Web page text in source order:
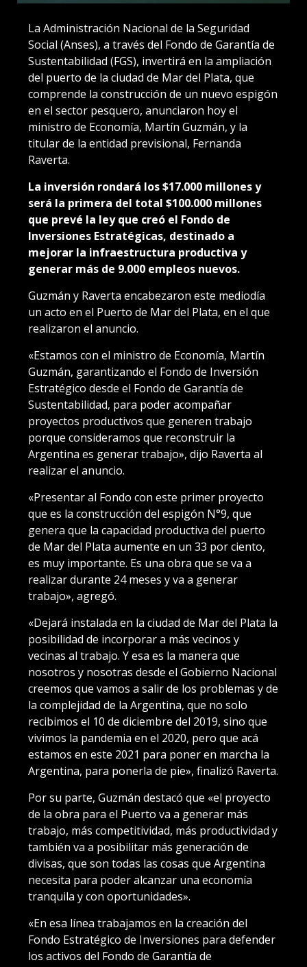
La Administración Nacional de la Seguridad
Social (Anses), a través del Fondo de Garantía de
Sustentabilidad (FGS), invertirá en la ampliación
del puerto de la ciudad de Mar del Plata, que
comprende la construcción de un nuevo espigón
en el sector pesquero, anunciaron hoy el
ministro de Economía, Martín Guzmán, y la
titular de la entidad previsional, Fernanda
Raverta.
La inversión rondará los $17.000 millones y
será la primera del total $100.000 millones
que prevé la ley que creó el Fondo de
Inversiones Estratégicas, destinado a
mejorar la infraestructura productiva y
generar más de 9.000 empleos nuevos.
Guzmán y Raverta encabezaron este mediodía
un acto en el Puerto de Mar del Plata, en el que
realizaron el anuncio.
«Estamos con el ministro de Economía, Martín
Guzmán, garantizando el Fondo de Inversión
Estratégico desde el Fondo de Garantía de
Sustentabilidad, para poder acompañar
proyectos productivos que generen trabajo
porque consideramos que reconstruir la
Argentina es generar trabajo», dijo Raverta al
realizar el anuncio.
«Presentar al Fondo con este primer proyecto
que es la construcción del espigón N°9, que
genera que la capacidad productiva del puerto
de Mar del Plata aumente en un 33 por ciento,
es muy importante. Es una obra que se va a
realizar durante 24 meses y va a generar
trabajo», agregó.
«Dejará instalada en la ciudad de Mar del Plata la
posibilidad de incorporar a más vecinos y
vecinas al trabajo. Y esa es la manera que
nosotros y nosotras desde el Gobierno Nacional
creemos que vamos a salir de los problemas y de
la complejidad de la Argentina, que no solo
recibimos el 10 de diciembre del 2019, sino que
vivimos la pandemia en el 2020, pero que acá
estamos en este 2021 para poner en marcha la
Argentina, para ponerla de pie», finalizó Raverta.
Por su parte, Guzmán destacó que «el proyecto
de la obra para el Puerto va a generar más
trabajo, más competitividad, más productividad y
también va a posibilitar más generación de
divisas, que son todas las cosas que Argentina
necesita para poder alcanzar una economía
tranquila y con oportunidades».
«En esa línea trabajamos en la creación del
Fondo Estratégico de Inversiones para defender
los activos del Fondo de Garantía de